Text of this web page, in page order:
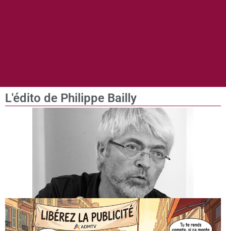
L'édito de Philippe Bailly